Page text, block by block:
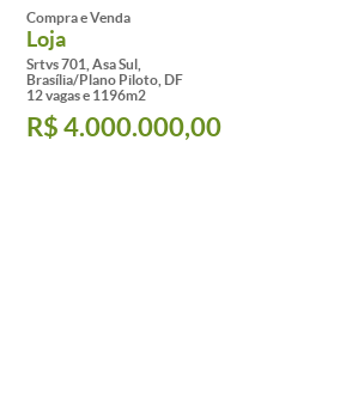
Compra e Venda
Loja
Srtvs 701, Asa Sul,
Brasília/Plano Piloto, DF
12 vagas e 1196m2
R$ 4.000.000,00